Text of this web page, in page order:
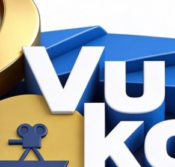
Godina
Trajanje
68 min
sada je 18-mjesečna avantura koja ima svoje
njih odvažilo na avanturu „oko svijeta“; neki
nije vozio isključivo na sunce.
kućni uradak „Solar – taxi“.Njegov put
Na putu Louis i njegov Solar-taxi susreću
političare i znanstvenike, ali najvažnije,
im: sunčeva energija je funkcionalna,